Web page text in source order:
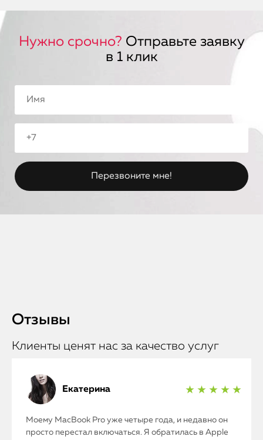
Нужно срочно? Отправьте заявку
в 1 клик
Отзывы
Клиенты ценят нас за качество услуг
Екатерина ★ ★ ★ ★ ★
Моему MacBook Pro уже четыре года, и недавно он
просто перестал включаться. Я обратилась в Apple